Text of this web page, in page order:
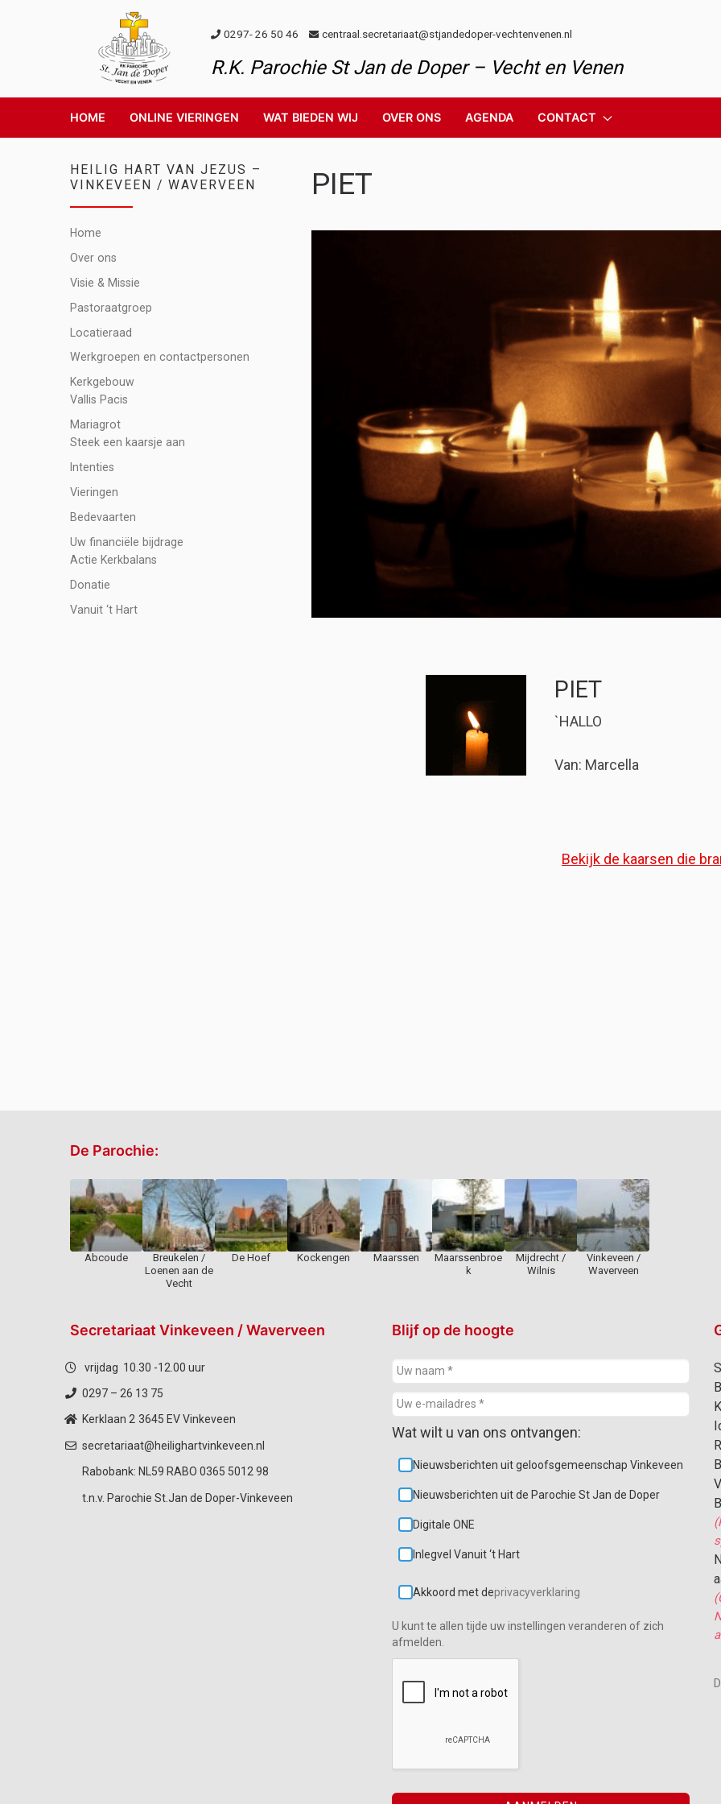
0297- 26 50 46 centraal.secretariaat@stjandedoper-vechtenvenen.nl
R.K. Parochie St Jan de Doper – Vecht en Venen
HOME ONLINE VIERINGEN WAT BIEDEN WIJ OVER ONS AGENDA CONTACT
PIET
PIET
`HALLO
Van: Marcella
Bekijk de kaarsen die
HEILIG HART VAN JEZUS –
VINKEVEEN / WAVERVEEN
Home
Over ons
Visie & Missie
Pastoraatgroep
Locatieraad
Werkgroepen en contactpersonen
Kerkgebouw
Vallis Pacis
Mariagrot
Steek een kaarsje aan
Intenties
Vieringen
Bedevaarten
Uw financiële bijdrage
Actie Kerkbalans
Donatie
Vanuit ‘t Hart
De Parochie:
Abcoude
Breukelen /
Loenen aan de
Vecht
De Hoef Kockengen Maarssen
Maarssenbroe
k
Mijdrecht /
Wilnis
Vinkeveen /
Waverveen
Secretariaat Vinkeveen / Waverveen
vrijdag 10.30 -12.00 uur
0297 – 26 13 75
Kerklaan 2 3645 EV Vinkeveen
secretariaat@heilighartvinkeveen.nl
Rabobank: NL59 RABO 0365 5012 98
t.n.v. Parochie St.Jan de Doper-Vinkeveen
Blijf op de hoogte
Wat wilt u van ons ontvangen:
Nieuwsberichten uit geloofsgemeenschap Vinkeveen
Nieuwsberichten uit de Parochie St Jan de Doper
Digitale ONE
Inlegvel Vanuit ‘t Hart
Akkoord met deprivacyverklaring
U kunt te allen tijde uw instellingen veranderen of zich
afmelden.